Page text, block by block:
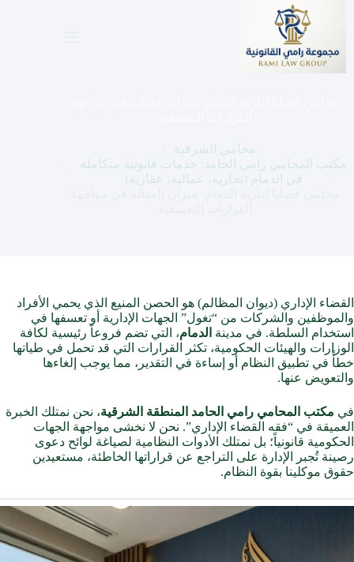
محامي الشرقية
مكتب المحامي رامي الحامد: خدمات قانونية متكاملة
في الدمام (تجارية، عمالية، عقارية)
القضاء الإداري (ديوان المظالم) هو الحصن المنيع الذي يحمي الأفراد
والموظفين والشركات من “تغول” الجهات الإدارية أو تعسفها في
استخدام السلطة. في مدينة الدمام، التي تضم فروعاً رئيسية لكافة
الوزارات والهيئات الحكومية، تكثر القرارات التي قد تحمل في طياتها
خطأً في تطبيق النظام أو إساءة في التقدير، مما يوجب إلغاءها
والتعويض عنها.
في مكتب المحامي رامي الحامد المنطقة الشرقية، نحن نمتلك الخبرة
العميقة في “فقه القضاء الإداري”. نحن لا نخشى مواجهة الجهات
الحكومية قانونياً؛ بل نمتلك الأدوات النظامية لصياغة لوائح دعوى
رصينة تُجبر الإدارة على التراجع عن قراراتها الخاطئة، مستعيدين
حقوق موكلينا بقوة النظام.